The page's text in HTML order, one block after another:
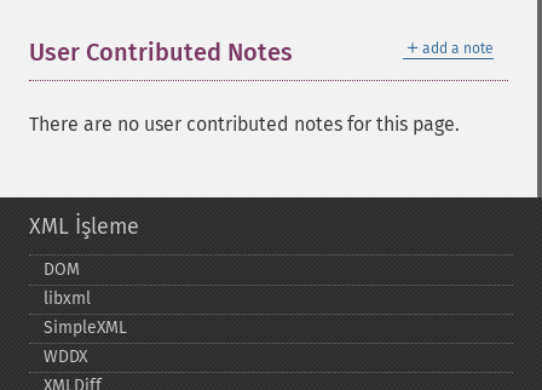
＋ add a note
User Contributed Notes
There are no user contributed notes for this page.
XML İşleme
DOM
libxml
SimpleXML
WDDX
XMLDiff